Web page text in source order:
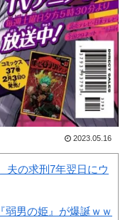
商品写真が話題になって
由がこちら…」→「羨ま
ﾌﾞﾙﾌﾞﾙ」＝韓国の反
人「手術中に震度6強の
その時の日本の医療スタ
ちの姿をご覧ください」
は韓国も見習わないと」
国の医療関係者も同じよ
2023.05.16
夫の求刑7年翌日にウ
弱男の姫』が爆誕ｗｗ